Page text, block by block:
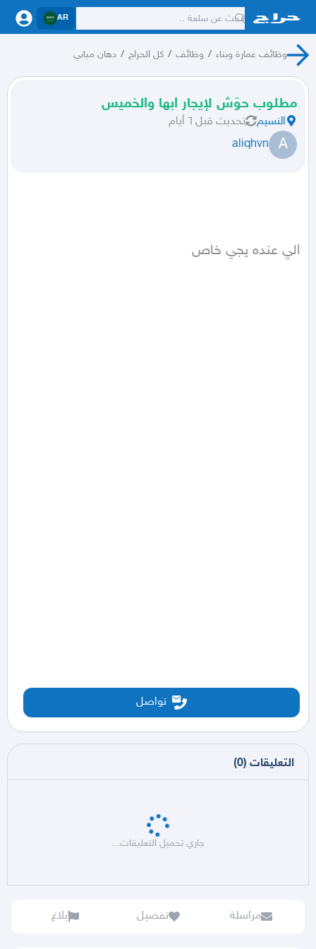
AR
وظائف عمارة وبناء / وظائف / كل الحراج / دهان مباني
مطلوب حوّش لإيجار ابها والخميس
النسيم تحديث قبل ٦ أيام
A
aliqhvn
الي عنده يجي خاص
تواصل
التعليقات (
0
)
جاري تحميل التعليقات...
مراسلة تفضيل بلاغ